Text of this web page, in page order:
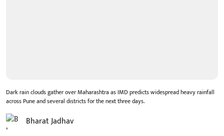
Dark rain clouds gather over Maharashtra as IMD predicts widespread heavy rainfall
across Pune and several districts for the next three days.
Bharat Jadhav